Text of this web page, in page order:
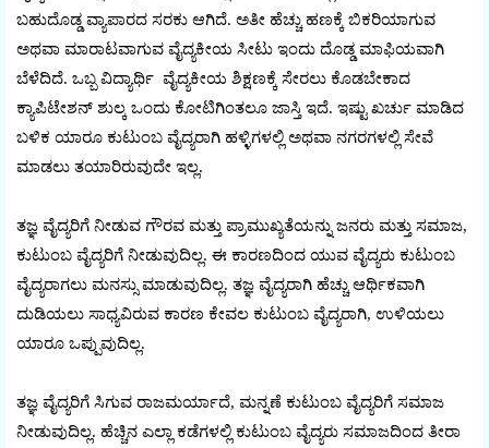
ಬಹುದೊಡ್ಡ ವ್ಯಾಪಾರದ ಸರಕು ಆಗಿದೆ. ಅತೀ ಹೆಚ್ಚು ಹಣಕ್ಕೆ ಬಿಕರಿಯಾಗುವ
ಅಥವಾ ಮಾರಾಟವಾಗುವ ವೈದ್ಯಕೀಯ ಸೀಟು ಇಂದು ದೊಡ್ಡ ಮಾಫಿಯವಾಗಿ
ಬೆಳೆದಿದೆ. ಒಬ್ಬ ವಿದ್ಯಾರ್ಥಿ ವೈದ್ಯಕೀಯ ಶಿಕ್ಷಣಕ್ಕೆ ಸೇರಲು ಕೊಡಬೇಕಾದ
ಕ್ಯಾಪಿಟೇಶನ್ ಶುಲ್ಕ ಒಂದು ಕೋಟಿಗಿಂತಲೂ ಜಾಸ್ತಿ ಇದೆ. ಇಷ್ಟು ಖರ್ಚು ಮಾಡಿದ
ಬಳಿಕ ಯಾರೂ ಕುಟುಂಬ ವೈದ್ಯರಾಗಿ ಹಳ್ಳಿಗಳಲ್ಲಿ ಅಥವಾ ನಗರಗಳಲ್ಲಿ ಸೇವೆ
ಮಾಡಲು ತಯಾರಿರುವುದೇ ಇಲ್ಲ.
ತಜ್ಞ ವೈದ್ಯರಿಗೆ ನೀಡುವ ಗೌರವ ಮತ್ತು ಪ್ರಾಮುಖ್ಯತೆಯನ್ನು ಜನರು ಮತ್ತು ಸಮಾಜ,
ಕುಟುಂಬ ವೈದ್ಯರಿಗೆ ನೀಡುವುದಿಲ್ಲ. ಈ ಕಾರಣದಿಂದ ಯುವ ವೈದ್ಯರು ಕುಟುಂಬ
ವೈದ್ಯರಾಗಲು ಮನಸ್ಸು ಮಾಡುವುದಿಲ್ಲ. ತಜ್ಞ ವೈದ್ಯರಾಗಿ ಹೆಚ್ಚು ಆರ್ಥಿಕವಾಗಿ
ದುಡಿಯಲು ಸಾಧ್ಯವಿರುವ ಕಾರಣ ಕೇವಲ ಕುಟುಂಬ ವೈದ್ಯರಾಗಿ, ಉಳಿಯಲು
ಯಾರೂ ಒಪ್ಪುವುದಿಲ್ಲ.
ತಜ್ಞ ವೈದ್ಯರಿಗೆ ಸಿಗುವ ರಾಜಮರ್ಯಾದೆ, ಮನ್ನಣೆ ಕುಟುಂಬ ವೈದ್ಯರಿಗೆ ಸಮಾಜ
ನೀಡುವುದಿಲ್ಲ. ಹೆಚ್ಚಿನ ಎಲ್ಲಾ ಕಡೆಗಳಲ್ಲಿ ಕುಟುಂಬ ವೈದ್ಯರು ಸಮಾಜದಿಂದ ತೀರಾ